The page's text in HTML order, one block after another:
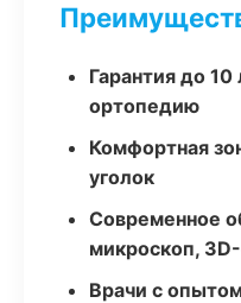
Гарантия до
ортопедию
Комфортная
уголок
Современное
микроскоп,
Врачи с